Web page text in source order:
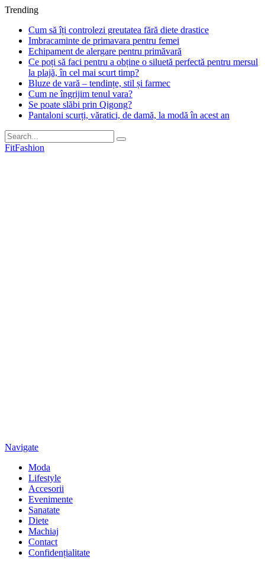
Trending
Cum să îți controlezi greutatea fără diete drastice
Imbracaminte de primavara pentru femei
Echipament de alergare pentru primăvară
Ce poți să faci pentru a obține o siluetă perfectă pentru mersul
la plajă, în cel mai scurt timp?
Bluze de vară – tendințe, stil și farmec
Cum ne îngrijim tenul vara?
Se poate slăbi prin Qigong?
Pantaloni scurți, văratici, de damă, la modă în acest an
FitFashion
Navigate
Moda
Lifestyle
Accesorii
Evenimente
Sanatate
Diete
Machiaj
Contact
Confidențialitate